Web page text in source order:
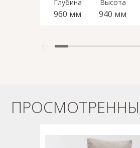
Глубина
960 мм
Высота
940 мм